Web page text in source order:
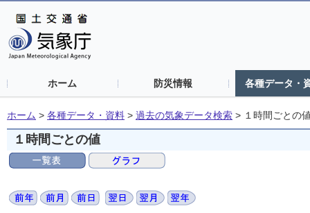
ホーム 防災情報 各種データ・
ホーム > 各種データ・資料 > 過去の気象データ検索 > １時間ごとの
１時間ごとの値